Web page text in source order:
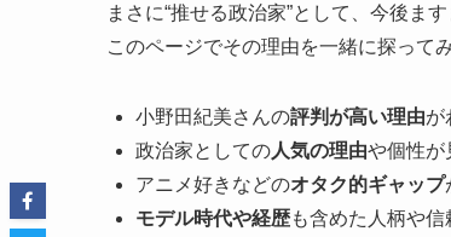
まさに“推せる政治家”として、今後ま
このページでその理由を一緒に探って
小野田紀美さんの評判が高い理由が
政治家としての人気の理由や個性が
アニメ好きなどのオタク的ギャップ
モデル時代や経歴も含めた人柄や